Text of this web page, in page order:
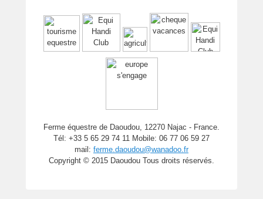
Ferme équestre de Daoudou, 12270 Najac - France.
Tél: +33 5 65 29 74 11 Mobile: 06 77 06 59 27
mail: ferme.daoudou@wanadoo.fr
Copyright © 2015 Daoudou Tous droits réservés.